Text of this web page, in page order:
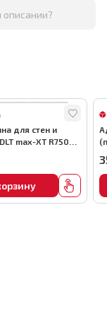
описании?
для стен и
max-XT R7503,